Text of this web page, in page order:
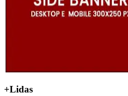
+Lidas